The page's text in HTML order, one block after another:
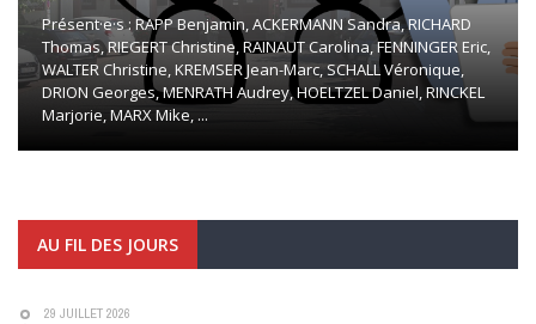
Présent·e·s : RAPP Benjamin, ACKERMANN Sandra, RICHARD
Thomas, RIEGERT Christine, RAINAUT Carolina, FENNINGER Eric,
WALTER Christine, KREMSER Jean-Marc, SCHALL Véronique,
DRION Georges, MENRATH Audrey, HOELTZEL Daniel, RINCKEL
Marjorie, MARX Mike, ...
AU FIL DES JOURS
29 JUILLET 2026